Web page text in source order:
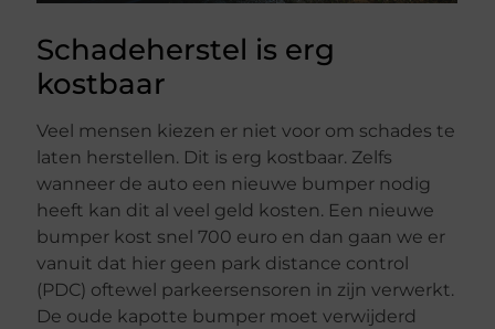
Schadeherstel is erg
kostbaar
Veel mensen kiezen er niet voor om schades te
laten herstellen. Dit is erg kostbaar. Zelfs
wanneer de auto een nieuwe bumper nodig
heeft kan dit al veel geld kosten. Een nieuwe
bumper kost snel 700 euro en dan gaan we er
vanuit dat hier geen park distance control
(PDC) oftewel parkeersensoren in zijn verwerkt.
De oude kapotte bumper moet verwijderd